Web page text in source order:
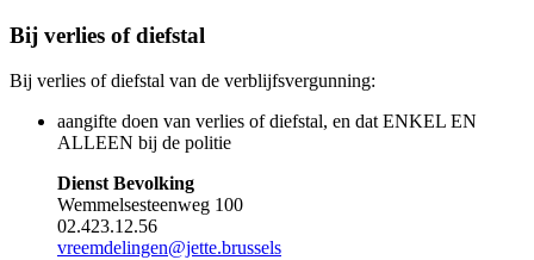
Bij verlies of diefstal
Bij verlies of diefstal van de verblijfsvergunning:
aangifte doen van verlies of diefstal, en dat ENKEL EN
ALLEEN bij de politie
Dienst Bevolking
Wemmelsesteenweg 100
02.423.12.56
vreemdelingen@jette.brussels